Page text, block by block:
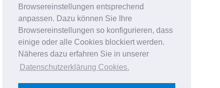
Browsereinstellungen entsprechend
anpassen. Dazu können Sie Ihre
Browsereinstellungen so konfigurieren, dass
einige oder alle Cookies blockiert werden.
Näheres dazu erfahren Sie in unserer
Datenschutzerklärung Cookies.